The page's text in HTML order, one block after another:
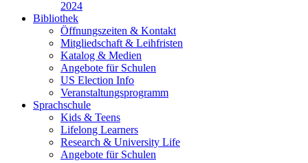
2024
Bibliothek
Öffnungszeiten & Kontakt
Mitgliedschaft & Leihfristen
Katalog & Medien
Angebote für Schulen
US Election Info
Veranstaltungsprogramm
Sprachschule
Kids & Teens
Lifelong Learners
Research & University Life
Angebote für Schulen